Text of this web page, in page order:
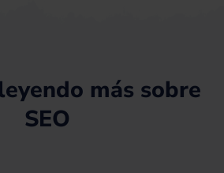
más sobre
SEO